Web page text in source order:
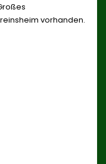
vorhanden.